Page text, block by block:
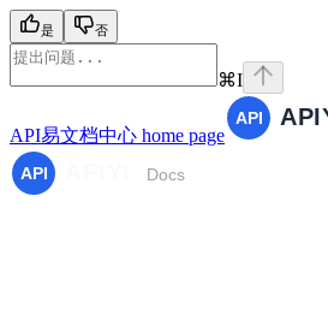
是 否
⌘I
API易文档中心 home page